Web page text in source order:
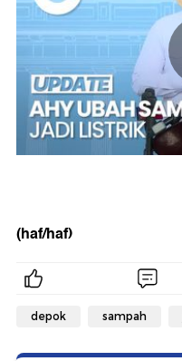
(haf/haf)
depok sampah